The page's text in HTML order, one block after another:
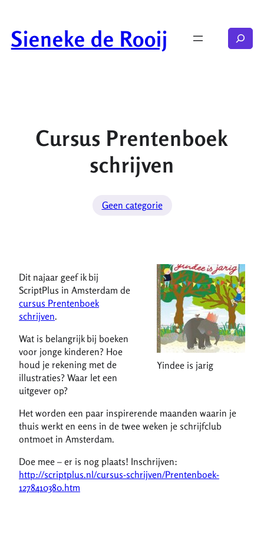
naar
deSieneke de Rooij Zoeken
Cursus Prentenboek
schrijven
Geen categorie
Yindee is jarig
Dit najaar geef ik bij
ScriptPlus in Amsterdam de
cursus Prentenboek
schrijven.
Wat is belangrijk bij boeken
voor jonge kinderen? Hoe
houd je rekening met de
illustraties? Waar let een
uitgever op?
Het worden een paar inspirerende maanden waarin je
thuis werkt en eens in de twee weken je schrijfclub
ontmoet in Amsterdam.
Doe mee – er is nog plaats! Inschrijven:
http://scriptplus.nl/cursus-schrijven/Prentenboek-
1278410380.htm